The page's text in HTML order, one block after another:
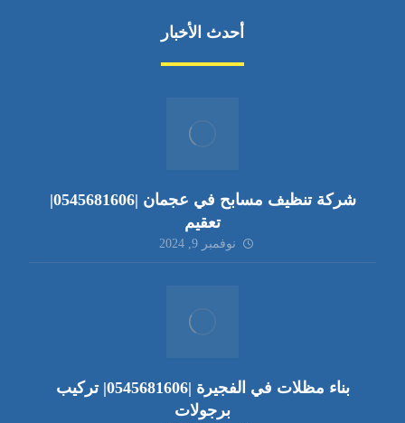
أحدث الأخبار
شركة تنظيف مسابح في عجمان |0545681606|
تعقيم
نوفمبر 9, 2024
بناء مظلات في الفجيرة |0545681606| تركيب
برجولات